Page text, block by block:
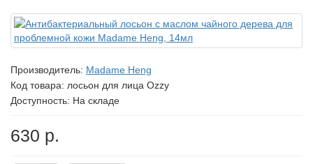
Производитель: Madame Heng
Код товара: лосьон для лица Ozzy
Доступность: На складе
630 р.